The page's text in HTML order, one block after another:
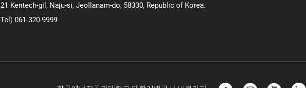
21 Kentech-gil, Naju-si, Jeollanam-do, 58330, Republic of Korea.
Tel) 061-320-9999